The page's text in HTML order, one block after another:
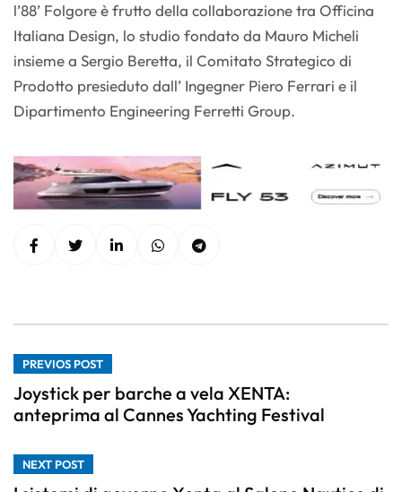
l’88’ Folgore è frutto della collaborazione tra Officina
Italiana Design, lo studio fondato da Mauro Micheli
insieme a Sergio Beretta, il Comitato Strategico di
Prodotto presieduto dall’ Ingegner Piero Ferrari e il
Dipartimento Engineering Ferretti Group.
PREVIOS POST
Joystick per barche a vela XENTA:
anteprima al Cannes Yachting Festival
NEXT POST